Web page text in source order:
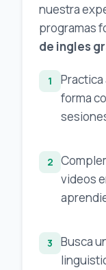
nuestra
programas
de ingles
1
Practica
forma
2
videos
3
Busca